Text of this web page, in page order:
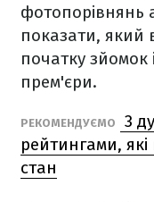
фотопорівнянь
показати, який
початку зйомок
прем'єри.
РЕКОМЕНДУЄМО
3
рейтингами,
стан